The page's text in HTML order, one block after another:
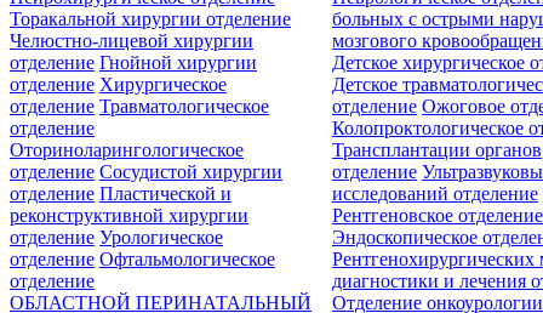
больных с острыми
мозгового
Торакальной хирургии отделение
Челюстно-лицевой хирургии
отделение Гнойной хирургии
отделение Хирургическое
отделение Травматологическое
отделение
Оториноларингологическое
отделение Сосудистой хирургии
отделение Пластической и
реконструктивной хирургии
отделение Урологическое
отделение Офтальмологическое
отделение
Детское хирургическое
Детское
отделение Ожоговое
Колопроктологическое
Трансплантации органов
отделение
исследований отделение
Рентгеновское отделение
Эндоскопическое
Рентгенохирургических
диагностики и лечения
Отделение онкоурологии
ОБЛАСТНОЙ ПЕРИНАТАЛЬНЫЙ